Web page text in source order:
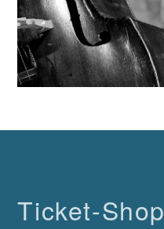
Ticket-Shop